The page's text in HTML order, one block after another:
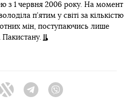
з 1 червня 2006 року. На момент
п’ятим у світі за кількістю
мін, поступаючись лише
Twitter Telegram